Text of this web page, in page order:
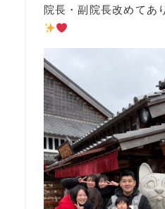
院長・副院長改めてあ